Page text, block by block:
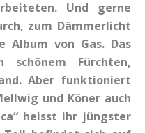
Und gerne
zum Dämmerlicht
Album von Gas. Das
schönem Fürchten,
Aber funktioniert
und Köner auch
heisst ihr jüngster